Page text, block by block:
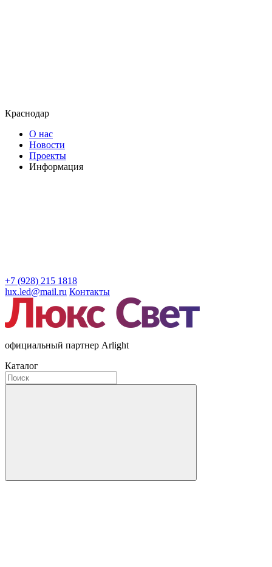
Краснодар
О нас
Новости
Проекты
Информация
+7 (928) 215 1818
lux.led@mail.ru Контакты
официальный партнер Arlight
Каталог